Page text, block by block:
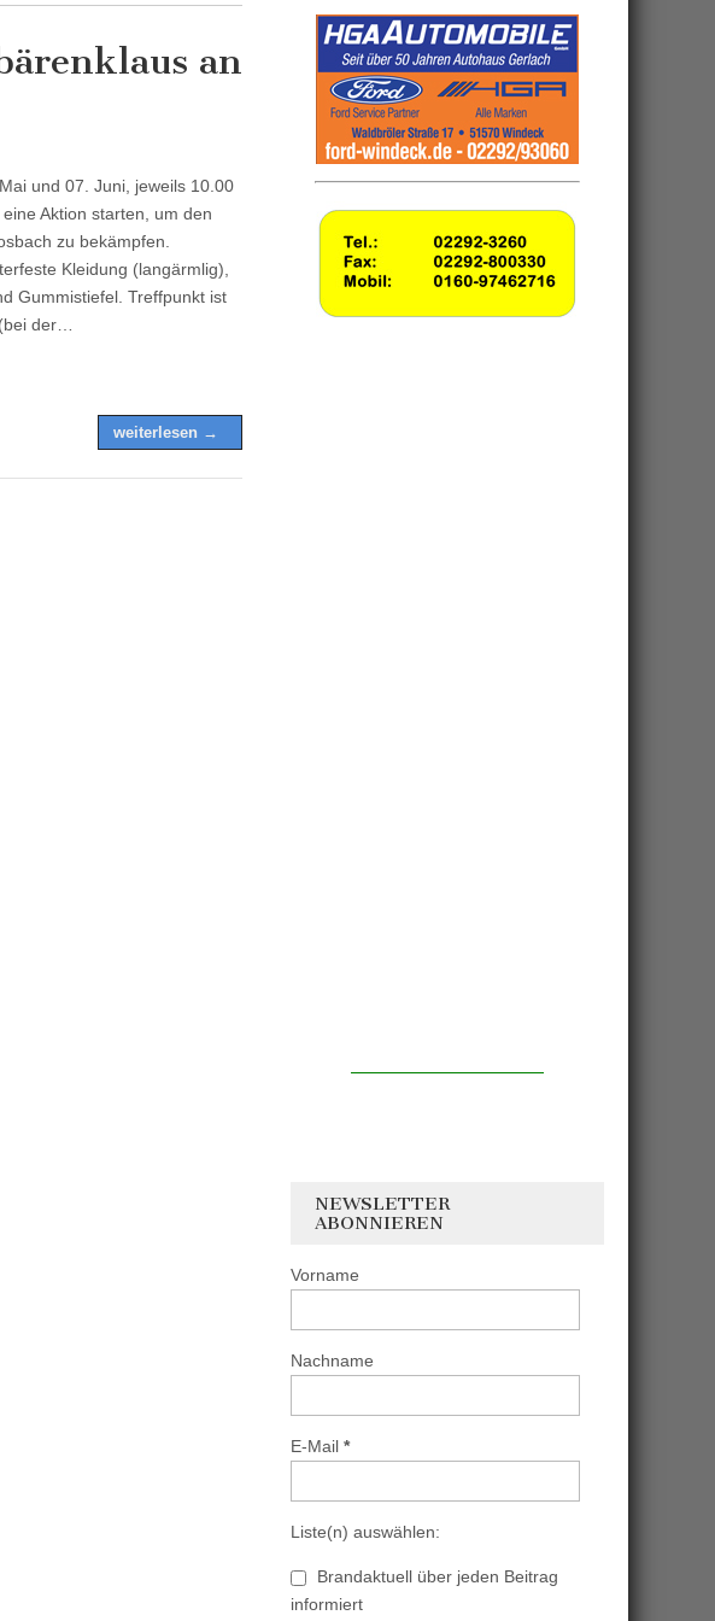
an
und 07. Juni, jeweils 10.00
Aktion starten, um den
zu bekämpfen.
Kleidung (langärmlig),
Gummistiefel. Treffpunkt ist
der…
weiterlesen →
NEWSLETTER
ABONNIEREN
Vorname
Nachname
E-Mail *
Liste(n) auswählen:
Brandaktuell über jeden Beitrag
informiert